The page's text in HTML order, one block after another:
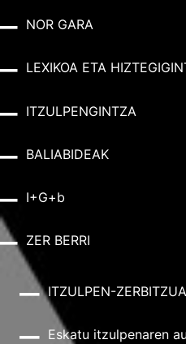
NOR GARA
LEXIKOA ETA
ITZULPENGINTZA
BALIABIDEAK
I+G+b
ZER BERRI
ITZULPEN-
Eskatu itzulpenaren